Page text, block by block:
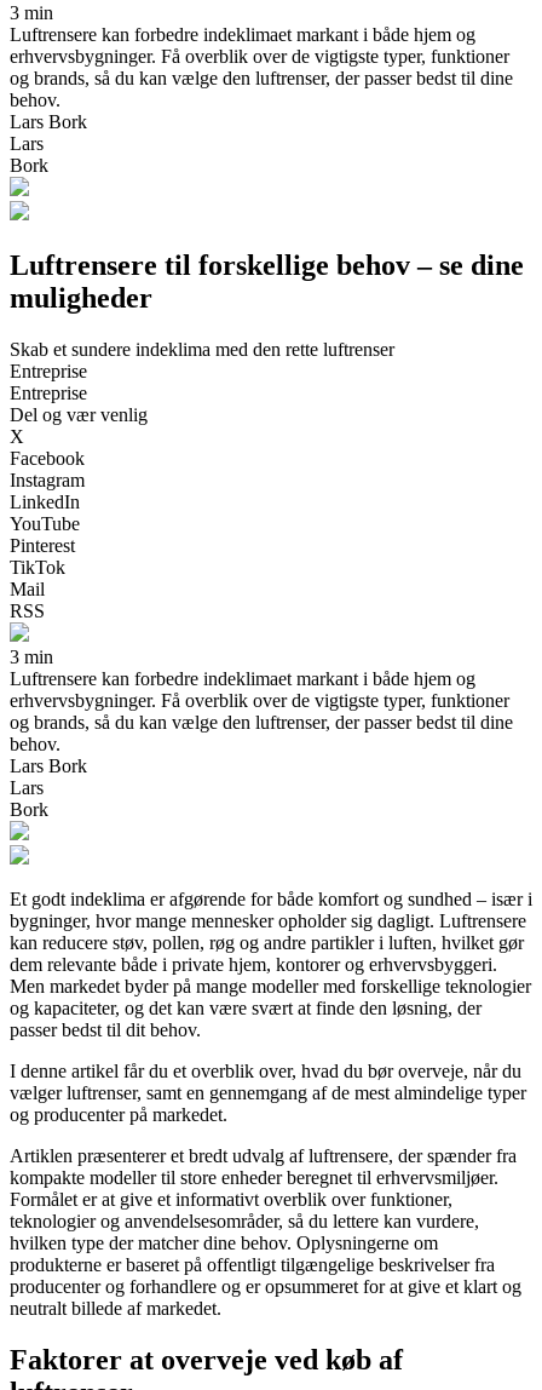
3 min
Luftrensere kan forbedre indeklimaet markant i både hjem og
erhvervsbygninger. Få overblik over de vigtigste typer, funktioner
og brands, så du kan vælge den luftrenser, der passer bedst til dine
behov.
Lars Bork
Lars
Bork
Luftrensere til forskellige behov – se dine
muligheder
Skab et sundere indeklima med den rette luftrenser
Entreprise
Entreprise
Del og vær venlig
X
Facebook
Instagram
LinkedIn
YouTube
Pinterest
TikTok
Mail
RSS
3 min
Luftrensere kan forbedre indeklimaet markant i både hjem og
erhvervsbygninger. Få overblik over de vigtigste typer, funktioner
og brands, så du kan vælge den luftrenser, der passer bedst til dine
behov.
Lars Bork
Lars
Bork
Et godt indeklima er afgørende for både komfort og sundhed – især i
bygninger, hvor mange mennesker opholder sig dagligt. Luftrensere
kan reducere støv, pollen, røg og andre partikler i luften, hvilket gør
dem relevante både i private hjem, kontorer og erhvervsbyggeri.
Men markedet byder på mange modeller med forskellige teknologier
og kapaciteter, og det kan være svært at finde den løsning, der
passer bedst til dit behov.
I denne artikel får du et overblik over, hvad du bør overveje, når du
vælger luftrenser, samt en gennemgang af de mest almindelige typer
og producenter på markedet.
Artiklen præsenterer et bredt udvalg af luftrensere, der spænder fra
kompakte modeller til store enheder beregnet til erhvervsmiljøer.
Formålet er at give et informativt overblik over funktioner,
teknologier og anvendelsesområder, så du lettere kan vurdere,
hvilken type der matcher dine behov. Oplysningerne om
produkterne er baseret på offentligt tilgængelige beskrivelser fra
producenter og forhandlere og er opsummeret for at give et klart og
neutralt billede af markedet.
Faktorer at overveje ved køb af